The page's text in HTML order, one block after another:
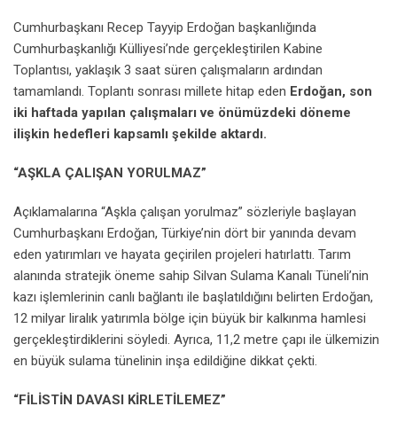
Cumhurbaşkanı Recep Tayyip Erdoğan başkanlığında
Cumhurbaşkanlığı Külliyesi’nde gerçekleştirilen Kabine
Toplantısı, yaklaşık 3 saat süren çalışmaların ardından
tamamlandı. Toplantı sonrası millete hitap eden Erdoğan, son
iki haftada yapılan çalışmaları ve önümüzdeki döneme
ilişkin hedefleri kapsamlı şekilde aktardı.
“AŞKLA ÇALIŞAN YORULMAZ”
Açıklamalarına “Aşkla çalışan yorulmaz” sözleriyle başlayan
Cumhurbaşkanı Erdoğan, Türkiye’nin dört bir yanında devam
eden yatırımları ve hayata geçirilen projeleri hatırlattı. Tarım
alanında stratejik öneme sahip Silvan Sulama Kanalı Tüneli’nin
kazı işlemlerinin canlı bağlantı ile başlatıldığını belirten Erdoğan,
12 milyar liralık yatırımla bölge için büyük bir kalkınma hamlesi
gerçekleştirdiklerini söyledi. Ayrıca, 11,2 metre çapı ile ülkemizin
en büyük sulama tünelinin inşa edildiğine dikkat çekti.
“FİLİSTİN DAVASI KİRLETİLEMEZ”